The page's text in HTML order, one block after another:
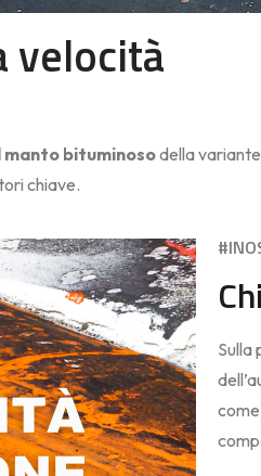
velocità
bituminosodella
chiave.
Sulla